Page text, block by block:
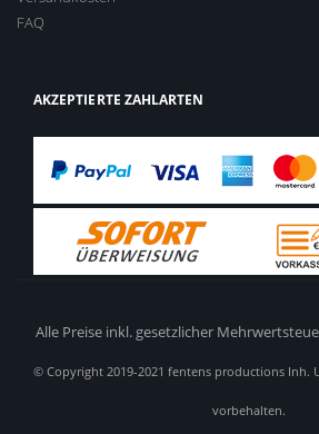
FAQ
AKZEPTIERTE ZAHLARTEN
Alle Preise inkl. gesetzlicher
© Copyright 2019-2021 fentens productions Inh.
vorbehalten.